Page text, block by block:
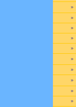
»
»
»
»
»
»
»
»
»
»